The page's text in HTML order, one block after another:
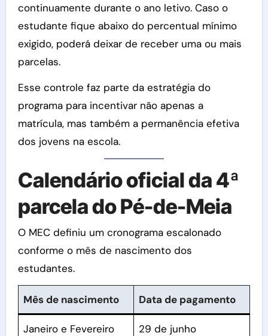
continuamente durante o ano letivo. Caso o
estudante fique abaixo do percentual mínimo
exigido, poderá deixar de receber uma ou mais
parcelas.
Esse controle faz parte da estratégia do
programa para incentivar não apenas a
matrícula, mas também a permanência efetiva
dos jovens na escola.
Calendário oficial da 4ª
parcela do Pé-de-Meia
O MEC definiu um cronograma escalonado
conforme o mês de nascimento dos
estudantes.
Mês de nascimento Data de pagamento
Janeiro e Fevereiro 29 de junho